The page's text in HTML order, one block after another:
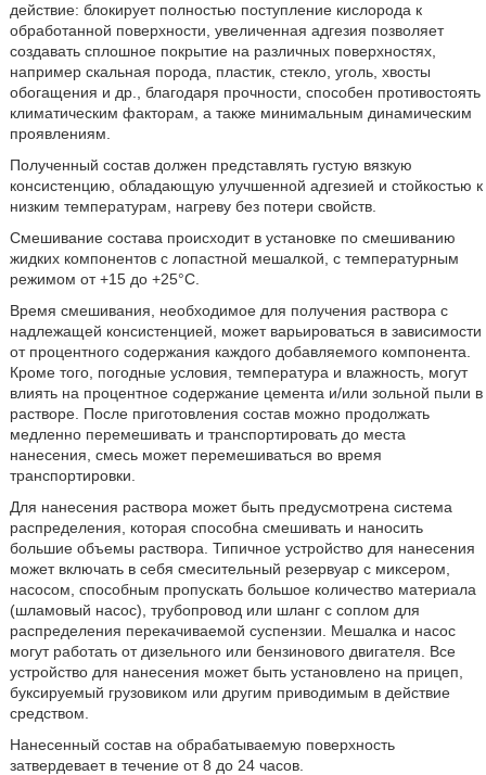
действие: блокирует полностью поступление кислорода к
обработанной поверхности, увеличенная адгезия позволяет
создавать сплошное покрытие на различных поверхностях,
например скальная порода, пластик, стекло, уголь, хвосты
обогащения и др., благодаря прочности, способен противостоять
климатическим факторам, а также минимальным динамическим
проявлениям.
Полученный состав должен представлять густую вязкую
консистенцию, обладающую улучшенной адгезией и стойкостью к
низким температурам, нагреву без потери свойств.
Смешивание состава происходит в установке по смешиванию
жидких компонентов с лопастной мешалкой, с температурным
режимом от +15 до +25°С.
Время смешивания, необходимое для получения раствора с
надлежащей консистенцией, может варьироваться в зависимости
от процентного содержания каждого добавляемого компонента.
Кроме того, погодные условия, температура и влажность, могут
влиять на процентное содержание цемента и/или зольной пыли в
растворе. После приготовления состав можно продолжать
медленно перемешивать и транспортировать до места
нанесения, смесь может перемешиваться во время
транспортировки.
Для нанесения раствора может быть предусмотрена система
распределения, которая способна смешивать и наносить
большие объемы раствора. Типичное устройство для нанесения
может включать в себя смесительный резервуар с миксером,
насосом, способным пропускать большое количество материала
(шламовый насос), трубопровод или шланг с соплом для
распределения перекачиваемой суспензии. Мешалка и насос
могут работать от дизельного или бензинового двигателя. Все
устройство для нанесения может быть установлено на прицеп,
буксируемый грузовиком или другим приводимым в действие
средством.
Нанесенный состав на обрабатываемую поверхность
затвердевает в течение от 8 до 24 часов.